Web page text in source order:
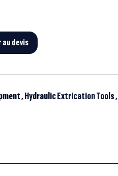
au devis
, Hydraulic Extrication Tools,